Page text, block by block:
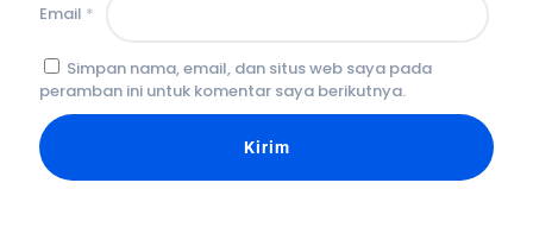
Email *
Simpan nama, email, dan situs web saya pada
peramban ini untuk komentar saya berikutnya.